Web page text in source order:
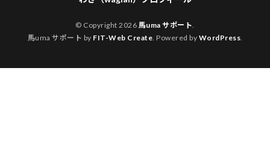
© Copyright 2026 馬uma サポート.
馬uma サポート by FIT-Web Create. Powered by WordPress.